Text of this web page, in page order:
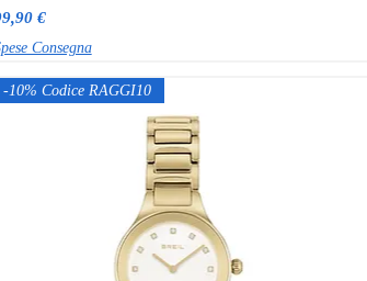
€
Consegna
-10% Codice RAGGI10